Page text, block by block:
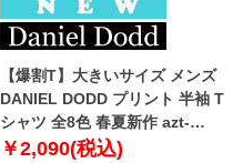
【爆割T】大きいサイズ メンズ
DANIEL DODD プリント 半袖 T
シャツ 全8色 春夏新作 azt-
2602pt5 【fre】
￥2,090(税込)